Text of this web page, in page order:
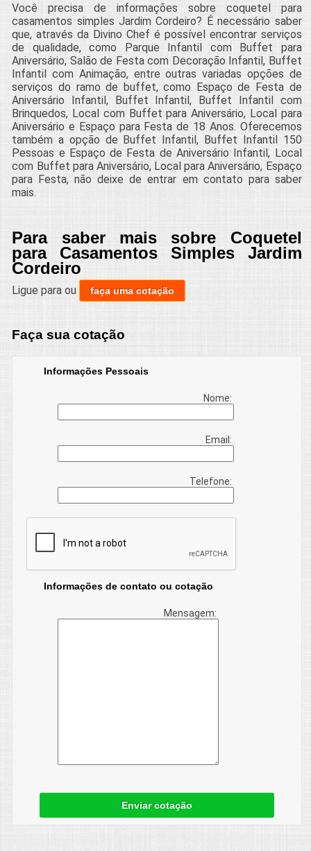
Você precisa de informações sobre coquetel para
casamentos simples Jardim Cordeiro? É necessário saber
que, através da Divino Chef é possível encontrar serviços
de qualidade, como Parque Infantil com Buffet para
Aniversário, Salão de Festa com Decoração Infantil, Buffet
Infantil com Animação, entre outras variadas opções de
serviços do ramo de buffet, como Espaço de Festa de
Aniversário Infantil, Buffet Infantil, Buffet Infantil com
Brinquedos, Local com Buffet para Aniversário, Local para
Aniversário e Espaço para Festa de 18 Anos. Oferecemos
também a opção de Buffet Infantil, Buffet Infantil 150
Pessoas e Espaço de Festa de Aniversário Infantil, Local
com Buffet para Aniversário, Local para Aniversário, Espaço
para Festa, não deixe de entrar em contato para saber
mais.
Para saber mais sobre Coquetel
para Casamentos Simples Jardim
Cordeiro
Ligue paraou faça uma cotação
Faça sua cotação
Informações Pessoais
Nome:
Email:
Telefone:
Informações de contato ou cotação
Mensagem:
Enviar cotação